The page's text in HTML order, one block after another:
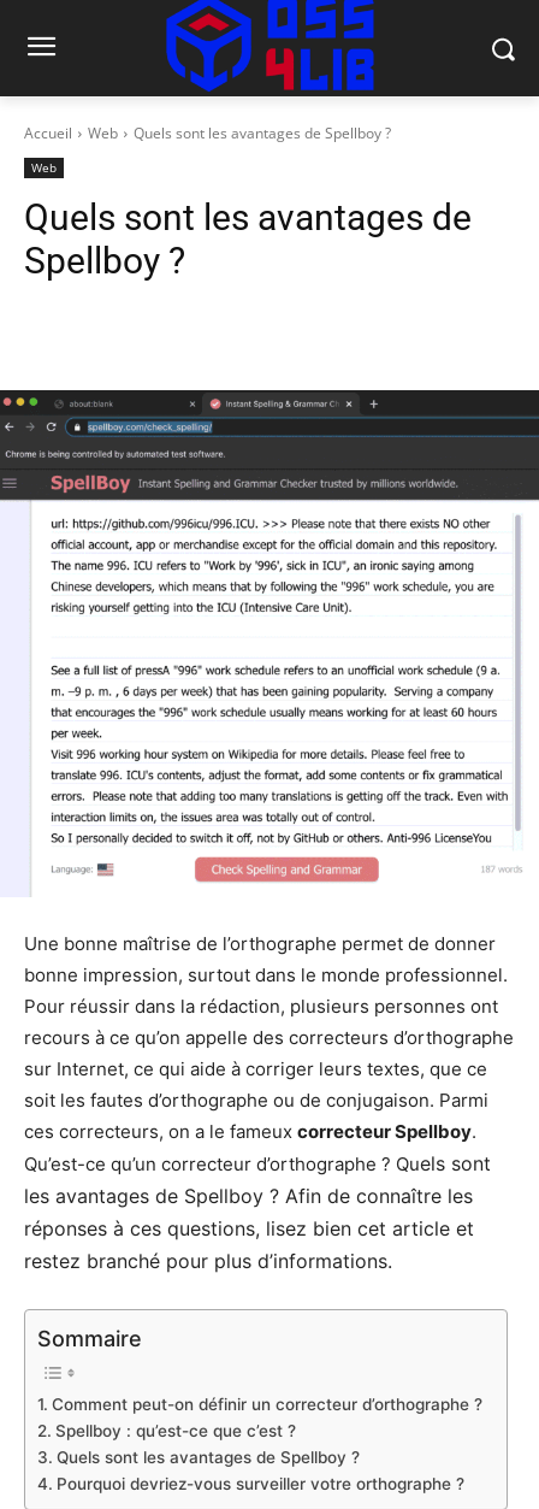
Accueil Web Quels sont les avantages de Spellboy ?
Web
Quels sont les avantages de
Spellboy ?
Une bonne maîtrise de l’orthographe permet de donner
bonne impression, surtout dans le monde professionnel.
Pour réussir dans la rédaction, plusieurs personnes ont
recours à ce qu’on appelle des correcteurs d’orthographe
sur Internet, ce qui aide à corriger leurs textes, que ce
soit les fautes d’orthographe ou de conjugaison. Parmi
ces correcteurs, on a le fameux correcteur Spellboy.
Qu’est-ce qu’un correcteur d’orthographe ? Quels sont
les avantages de Spellboy ? Afin de connaître les
réponses à ces questions, lisez bien cet article et
restez branché pour plus d’informations.
Sommaire
Comment peut-on définir un correcteur d’orthographe ?
Spellboy : qu’est-ce que c’est ?
Quels sont les avantages de Spellboy ?
Pourquoi devriez-vous surveiller votre orthographe ?